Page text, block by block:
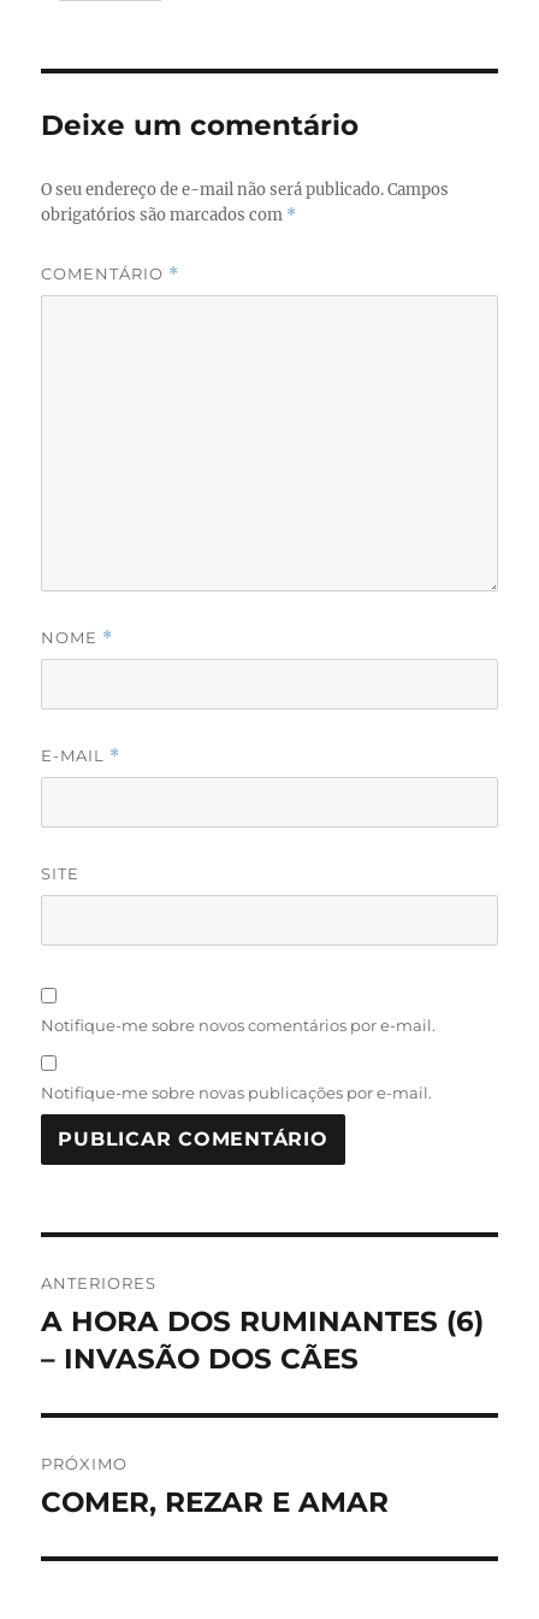
Deixe um comentário
O seu endereço de e-mail não será publicado. Campos
obrigatórios são marcados com *
COMENTÁRIO *
NOME *
E-MAIL *
SITE
Notifique-me sobre novos comentários por e-mail.
Notifique-me sobre novas publicações por e-mail.
de
Post
ANTERIORES
Post
anterior:
A HORA DOS RUMINANTES (6)
– INVASÃO DOS CÃES
PRÓXIMO
Próximo
COMER, REZAR E AMAR